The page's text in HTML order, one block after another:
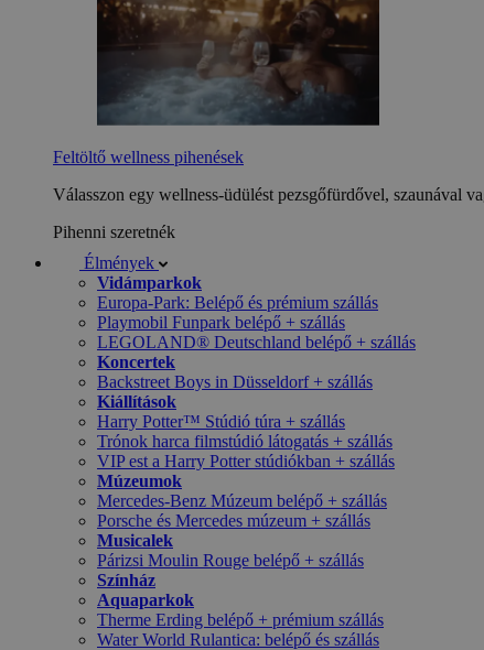
Feltöltő wellness pihenések
Válasszon egy wellness-üdülést pezsgőfürdővel, szaunával
Pihenni szeretnék
Élmények
Vidámparkok
Europa-Park: Belépő és prémium szállás
Playmobil Funpark belépő + szállás
LEGOLAND® Deutschland belépő + szállás
Koncertek
Backstreet Boys in Düsseldorf + szállás
Kiállítások
Harry Potter™ Stúdió túra + szállás
Trónok harca filmstúdió látogatás + szállás
VIP est a Harry Potter stúdiókban + szállás
Múzeumok
Mercedes-Benz Múzeum belépő + szállás
Porsche és Mercedes múzeum + szállás
Musicalek
Párizsi Moulin Rouge belépő + szállás
Színház
Aquaparkok
Therme Erding belépő + prémium szállás
Water World Rulantica: belépő és szállás